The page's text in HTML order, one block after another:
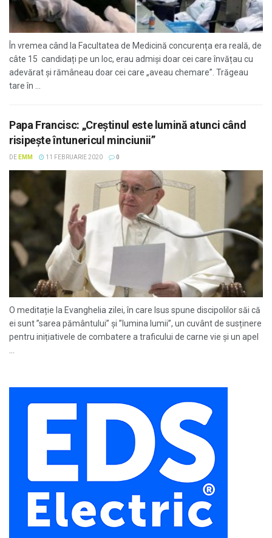
În vremea când la Facultatea de Medicină concurența era reală, de
câte 15 candidați pe un loc, erau admiși doar cei care învățau cu
adevărat și rămâneau doar cei care „aveau chemare”. Trăgeau
tare în ...
Papa Francisc: „Creștinul este lumină atunci când
risipește întunericul minciunii”
DE EMM 11 FEBRUARIE 2020 0
O meditație la Evanghelia zilei, în care Isus spune discipolilor săi că
ei sunt ”sarea pământului” și ”lumina lumii”, un cuvânt de susținere
pentru inițiativele de combatere a traficului de carne vie și un apel